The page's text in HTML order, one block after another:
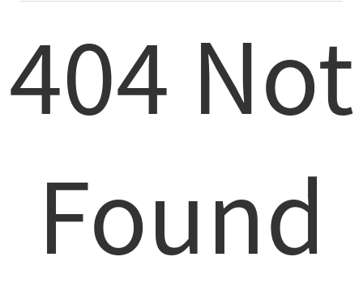
404 Not
Found